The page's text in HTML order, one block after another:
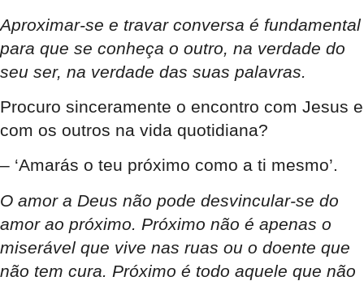
Aproximar-se e travar conversa é fundamental
para que se conheça o outro, na verdade do
seu ser, na verdade das suas palavras.
Procuro sinceramente o encontro com Jesus e
com os outros na vida quotidiana?
– ‘Amarás o teu próximo como a ti mesmo’.
O amor a Deus não pode desvincular-se do
amor ao próximo. Próximo não é apenas o
miserável que vive nas ruas ou o doente que
não tem cura. Próximo é todo aquele que não